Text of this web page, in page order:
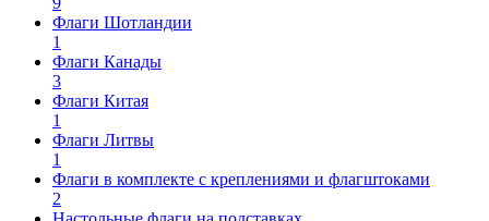
Флаги Шотландии
1
Флаги Канады
3
Флаги Китая
1
Флаги Литвы
1
Флаги в комплекте с креплениями и флагштоками
2